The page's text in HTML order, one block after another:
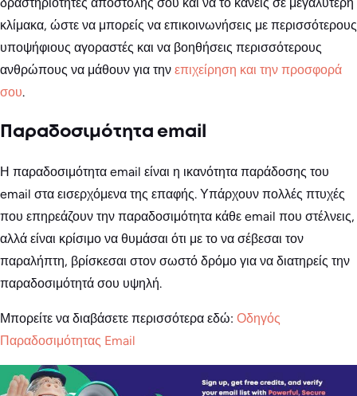
κλίμακα, ώστε να μπορείς να επικοινωνήσεις με περισσότερους
υποψήφιους αγοραστές και να βοηθήσεις περισσότερους
ανθρώπους να μάθουν για την επιχείρηση και την προσφορά
σου.
Παραδοσιμότητα email
Η παραδοσιμότητα email είναι η ικανότητα παράδοσης του
email στα εισερχόμενα της επαφής. Υπάρχουν πολλές πτυχές
που επηρεάζουν την παραδοσιμότητα κάθε email που στέλνεις,
αλλά είναι κρίσιμο να θυμάσαι ότι με το να σέβεσαι τον
παραλήπτη, βρίσκεσαι στον σωστό δρόμο για να διατηρείς την
παραδοσιμότητά σου υψηλή.
Μπορείτε να διαβάσετε περισσότερα εδώ: Οδηγός
Παραδοσιμότητας Email